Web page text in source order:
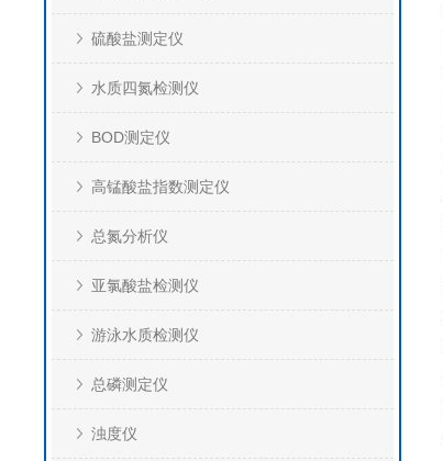
硫酸盐测定仪
水质四氮检测仪
BOD测定仪
高锰酸盐指数测定仪
总氮分析仪
亚氯酸盐检测仪
游泳水质检测仪
总磷测定仪
浊度仪